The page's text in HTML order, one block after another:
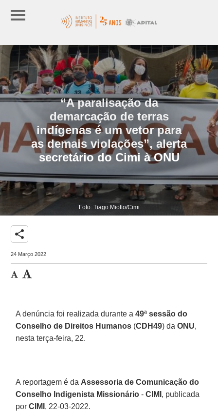
“A paralisação da
demarcação de terras
indígenas é um vetor para
as demais violações”, alerta
secretário do Cimi à ONU
Foto: Tiago Miotto/Cimi
share
24 Março 2022
A denúncia foi realizada durante a49ª sessão do
Conselho de Direitos Humanos (CDH49) daONU,
nesta terça-feira, 22.
A reportagem é da Assessoria de Comunicação do
Conselho Indigenista Missionário -CIMI , publicada
porCIMI , 22-03-2022.